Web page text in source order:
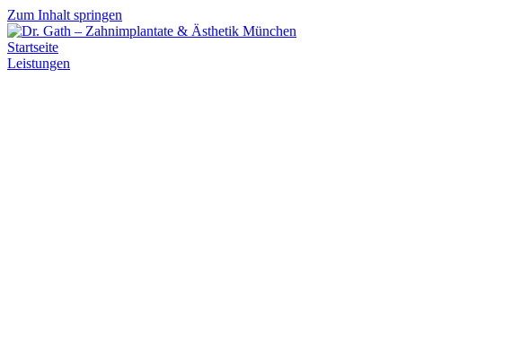
Zum Inhalt springen
Startseite
Leistungen